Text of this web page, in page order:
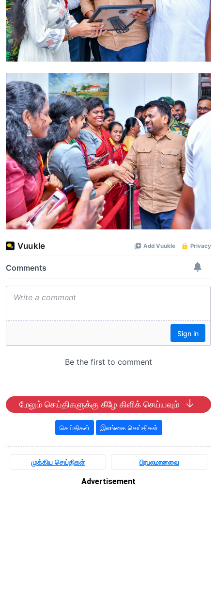
மேலும் செய்திகளுக்கு கீழே கிளிக் செய்யவும்
செய்திகள் இலங்கை செய்திகள்
முக்கிய செய்திகள் பிரபலமானவை
Advertisement